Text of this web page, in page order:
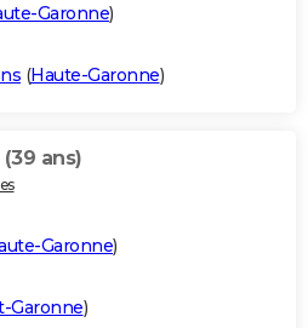
Garonne)
(Haute-Garonne)
(39 ans)
Garonne)
Garonne)